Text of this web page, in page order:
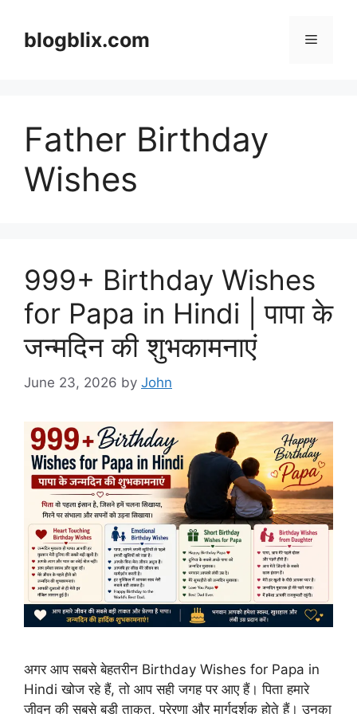
contentblogblix.com Menu
Father Birthday
Wishes
999+ Birthday Wishes
for Papa in Hindi | पापा के
जन्मदिन की शुभकामनाएं
June 23, 2026 by John
अगर आप सबसे बेहतरीन Birthday Wishes for Papa in
Hindi खोज रहे हैं, तो आप सही जगह पर आए हैं। पिता हमारे
जीवन की सबसे बड़ी ताकत, प्रेरणा और मार्गदर्शक होते हैं। उनका